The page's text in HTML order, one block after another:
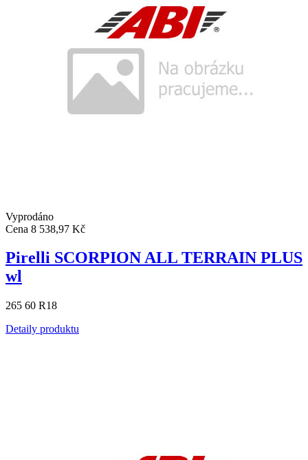
Vyprodáno
Cena 8 538,97 Kč
Pirelli SCORPION ALL TERRAIN PLUS
wl
265 60 R18
Detaily produktu